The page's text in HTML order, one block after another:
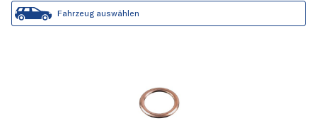
Fahrzeug auswählen